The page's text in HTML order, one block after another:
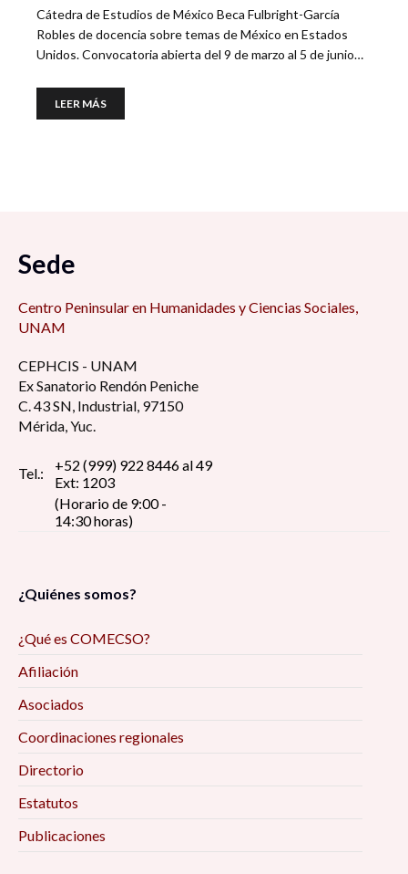
Cátedra de Estudios de México Beca Fulbright-García
Robles de docencia sobre temas de México en Estados
Unidos. Convocatoria abierta del 9 de marzo al 5 de junio…
LEER MÁS
Sede
Centro Peninsular en Humanidades y Ciencias Sociales,
UNAM
CEPHCIS - UNAM
Ex Sanatorio Rendón Peniche
C. 43 SN, Industrial, 97150
Mérida, Yuc.
Tel.:
+52 (999) 922 8446 al 49
Ext: 1203
(Horario de 9:00 -
14:30 horas)
¿Quiénes somos?
¿Qué es COMECSO?
Afiliación
Asociados
Coordinaciones regionales
Directorio
Estatutos
Publicaciones